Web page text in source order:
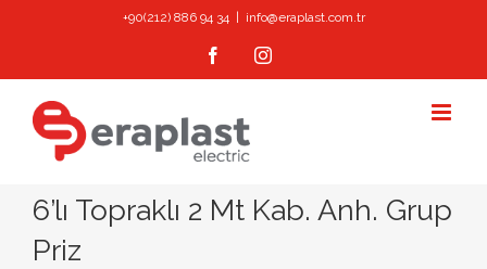
+90(212) 886 94 34 info@eraplast.com.tr
FacebookInstagram
6’lı Topraklı 2 Mt Kab. Anh. Grup
Priz